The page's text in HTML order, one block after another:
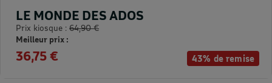
43% de remise
LE MONDE DES ADOS
Prix kiosque : 64,90 €
Meilleur prix :
36,75 €